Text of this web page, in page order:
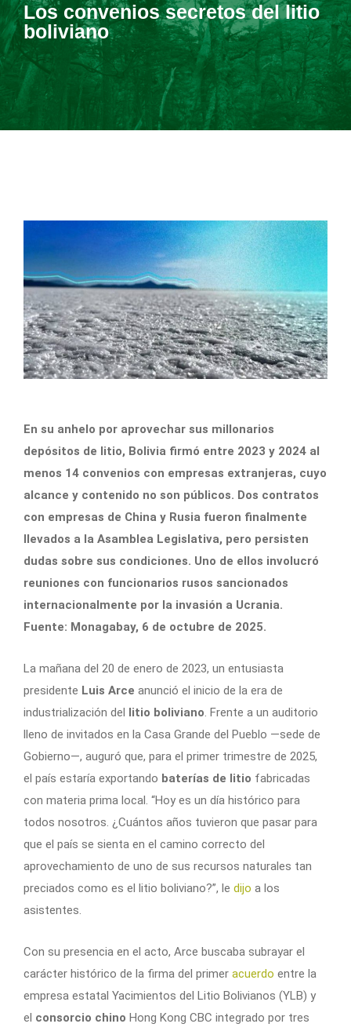
Los convenios secretos del litio
boliviano
En su anhelo por aprovechar sus millonarios
depósitos de litio, Bolivia firmó entre 2023 y 2024 al
menos 14 convenios con empresas extranjeras, cuyo
alcance y contenido no son públicos. Dos contratos
con empresas de China y Rusia fueron finalmente
llevados a la Asamblea Legislativa, pero persisten
dudas sobre sus condiciones. Uno de ellos involucró
reuniones con funcionarios rusos sancionados
internacionalmente por la invasión a Ucrania.
Fuente: Monagabay, 6 de octubre de 2025.
La mañana del 20 de enero de 2023, un entusiasta
presidente Luis Arce anunció el inicio de la era de
industrialización del litio boliviano. Frente a un auditorio
lleno de invitados en la Casa Grande del Pueblo —sede de
Gobierno—, auguró que, para el primer trimestre de 2025,
el país estaría exportando baterías de litio fabricadas
con materia prima local. “Hoy es un día histórico para
todos nosotros. ¿Cuántos años tuvieron que pasar para
que el país se sienta en el camino correcto del
aprovechamiento de uno de sus recursos naturales tan
preciados como es el litio boliviano?”, le dijo a los
asistentes.
Con su presencia en el acto, Arce buscaba subrayar el
carácter histórico de la firma del primer acuerdo entre la
empresa estatal Yacimientos del Litio Bolivianos (YLB) y
el consorcio chino Hong Kong CBC integrado por tres